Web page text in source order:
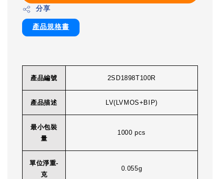
分享
產品規格書
產品編號 2SD1898T100R
產品描述 LV(LVMOS+BIP)
最小包裝
量
1000 pcs
單位淨重-
克
0.055g